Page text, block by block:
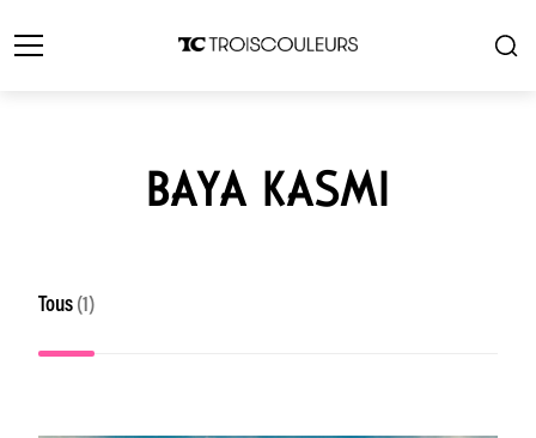
BAYA KASMI
Tous (1)